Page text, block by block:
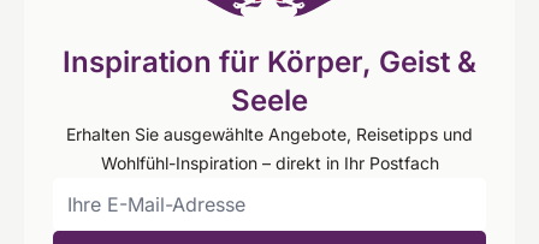
Inspiration für Körper, Geist &
Seele
Erhalten Sie ausgewählte Angebote, Reisetipps und
Wohlfühl-Inspiration – direkt in Ihr Postfach